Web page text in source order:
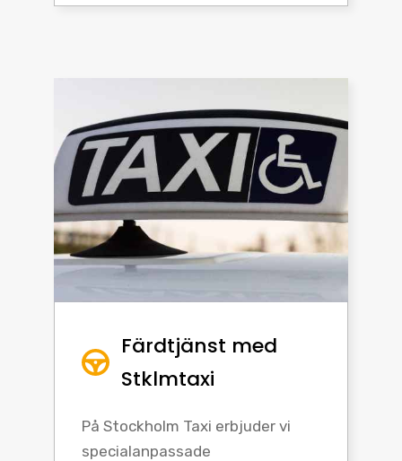
Färdtjänst med
Stklmtaxi
På Stockholm Taxi erbjuder vi
specialanpassade